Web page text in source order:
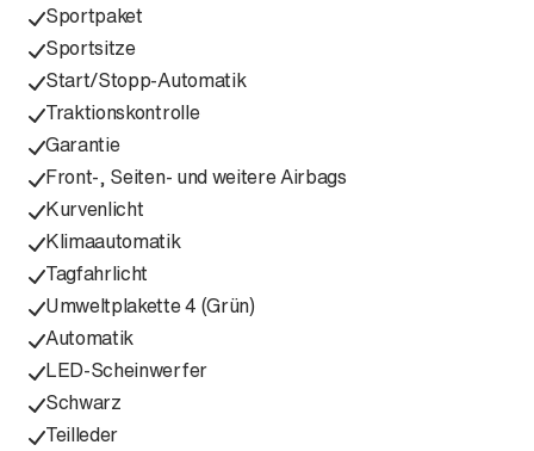
Sportpaket
Sportsitze
Start/Stopp-Automatik
Traktionskontrolle
Garantie
Front-, Seiten- und weitere Airbags
Kurvenlicht
Klimaautomatik
Tagfahrlicht
Umweltplakette 4 (Grün)
Automatik
LED-Scheinwerfer
Schwarz
Teilleder